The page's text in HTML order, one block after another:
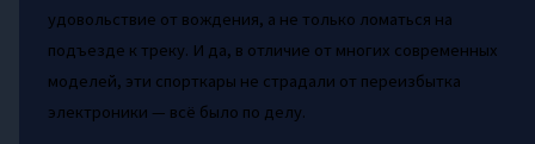
удовольствие от вождения, а не только ломаться на
подъезде к треку. И да, в отличие от многих современных
моделей, эти спорткары не страдали от переизбытка
электроники — всё было по делу.